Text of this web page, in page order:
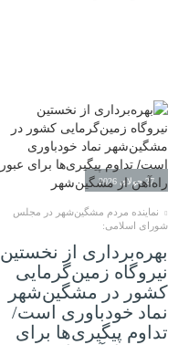
27 جولای 2026
نماینده مردم مشگین‌شهر در مجلس
شورای اسلامی:
بهره‌برداری از نخستین
نیروگاه زمین‌گرمایی
کشور در مشگین‌شهر
نماد خودباوری است/
تداوم پیگیری‌ها برای